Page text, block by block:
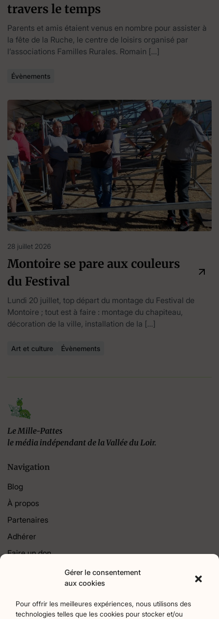
Gérer le consentement
aux cookies
Pour offrir les meilleures expériences, nous utilisons des
technologies telles que les cookies pour stocker et/ou
travers le temps
Parents et amis étaient venus en nombre pour assister à
la fête de la Ruche, le centre de loisirs organisé par
l’associations Familles Rurales. Romain […]
Évènements
28 juillet 2026
Montoire se pare aux couleurs
du Festival
Lundi 20 juillet, top départ du montage du Festival de
Montoire ; tout est à faire : montage du chapiteau,
décoration de la ville, installation de la […]
Art et culture Évènements
Le Mille-Pattes
le média indépendant de la Vallée du Loir.
Navigation
Blog
À propos
Partenaires
Adhérer
Faire un don
Agriculture17 Art et culture256 Associations22